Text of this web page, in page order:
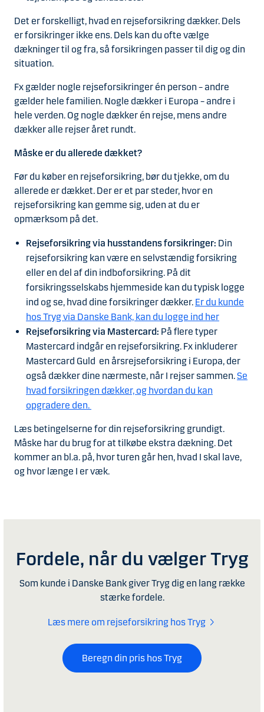
Det er forskelligt, hvad en rejseforsikring dækker. Dels
er forsikringer ikke ens. Dels kan du ofte vælge
dækninger til og fra, så forsikringen passer til dig og din
situation.
Fx gælder nogle rejseforsikringer én person – andre
gælder hele familien. Nogle dækker i Europa – andre i
hele verden. Og nogle dækker én rejse, mens andre
dækker alle rejser året rundt.
Måske er du allerede dækket?
Før du køber en rejseforsikring, bør du tjekke, om du
allerede er dækket. Der er et par steder, hvor en
rejseforsikring kan gemme sig, uden at du er
opmærksom på det.
Rejseforsikring via husstandens forsikringer: Din
rejseforsikring kan være en selvstændig forsikring
eller en del af din indboforsikring. På dit
forsikringsselskabs hjemmeside kan du typisk logge
ind og se, hvad dine forsikringer dækker. Er du kunde
hos Tryg via Danske Bank, kan du logge ind her
Rejseforsikring via Mastercard: På flere typer
Mastercard indgår en rejseforsikring. Fx inkluderer
Mastercard Guld en årsrejseforsikring i Europa, der
også dækker dine nærmeste, når I rejser sammen.Se
hvad forsikringen dækker, og hvordan du kan
opgradere den.
Læs betingelserne for din rejseforsikring grundigt.
Måske har du brug for at tilkøbe ekstra dækning. Det
kommer an bl.a. på, hvor turen går hen, hvad I skal lave,
og hvor længe I er væk.
Fordele, når du vælger Tryg
Som kunde i Danske Bank giver Tryg dig en lang række
stærke fordele.
Læs mere om rejseforsikring hos Tryg
Beregn din pris hos Tryg